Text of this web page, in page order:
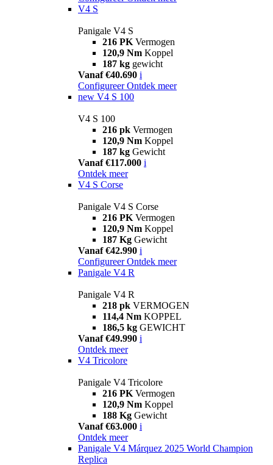
V4 S
Panigale V4 S
216 PK Vermogen
120,9 Nm Koppel
187 kg gewicht
Vanaf €40.690 i
Configureer Ontdek meer
new V4 S 100
V4 S 100
216 pk Vermogen
120,9 Nm Koppel
187 kg Gewicht
Vanaf €117.000 i
Ontdek meer
V4 S Corse
Panigale V4 S Corse
216 PK Vermogen
120,9 Nm Koppel
187 Kg Gewicht
Vanaf €42.990 i
Configureer Ontdek meer
Panigale V4 R
Panigale V4 R
218 pk VERMOGEN
114,4 Nm KOPPEL
186,5 kg GEWICHT
Vanaf €49.990 i
Ontdek meer
V4 Tricolore
Panigale V4 Tricolore
216 PK Vermogen
120,9 Nm Koppel
188 Kg Gewicht
Vanaf €63.000 i
Ontdek meer
Panigale V4 Márquez 2025 World Champion
Replica